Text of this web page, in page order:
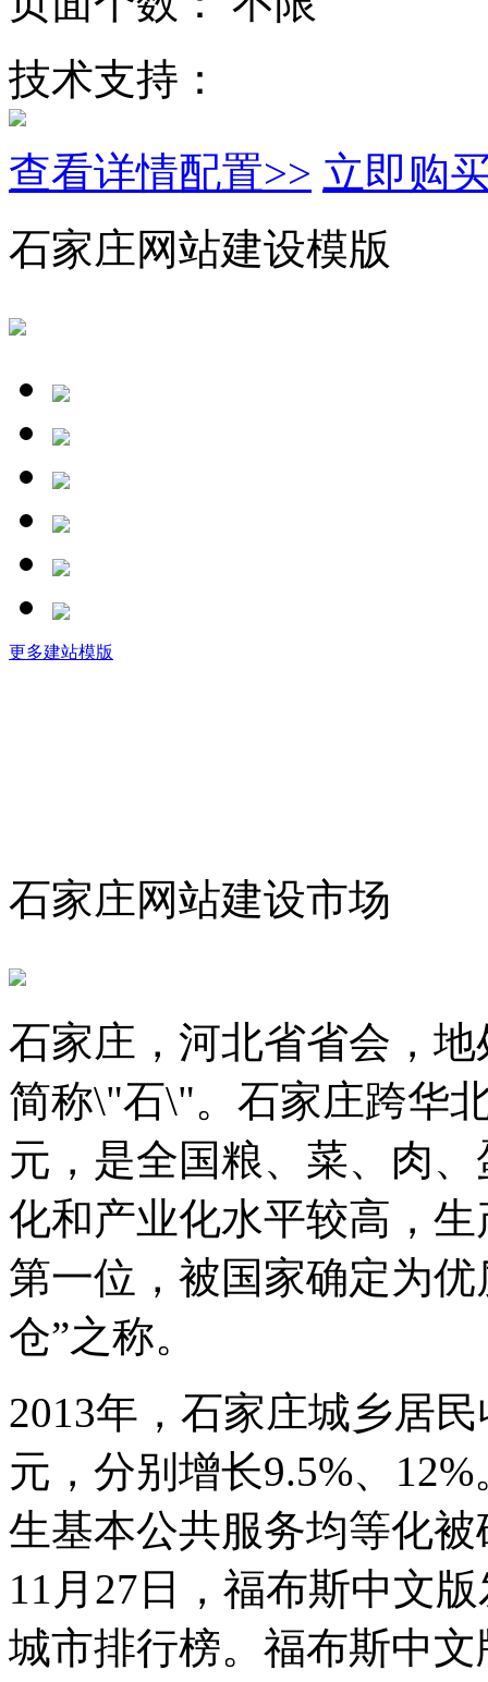
技术支持：
查看详情配置>> 立即购
石家庄网站建设模版
更多建站模版
石家庄网站建设市场
石家庄，河北省省会，
简称\"石\"。石家庄跨华
元，是全国粮、菜、肉
化和产业化水平较高，
第一位，被国家确定为
仓”之称。
2013年，石家庄城乡居
元，分别增长9.5%、
生基本公共服务均等化
11月27日，福布斯中文
城市排行榜。福布斯中